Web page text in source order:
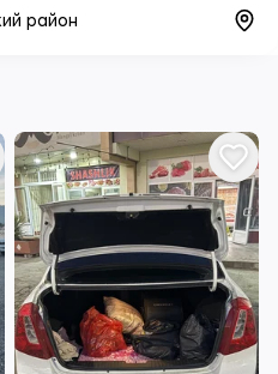
район